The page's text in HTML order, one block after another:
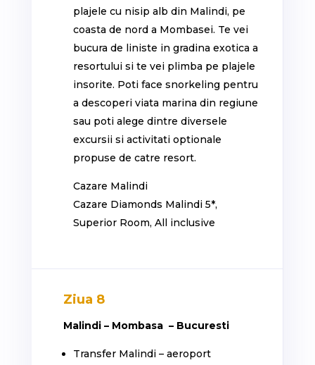
plajele cu nisip alb din Malindi, pe
coasta de nord a Mombasei. Te vei
bucura de liniste in gradina exotica a
resortului si te vei plimba pe plajele
insorite. Poti face snorkeling pentru
a descoperi viata marina din regiune
sau poti alege dintre diversele
excursii si activitati optionale
propuse de catre resort.
Cazare Malindi
Cazare Diamonds Malindi 5*,
Superior Room, All inclusive
Ziua 8
Malindi – Mombasa – Bucuresti
Transfer Malindi – aeroport